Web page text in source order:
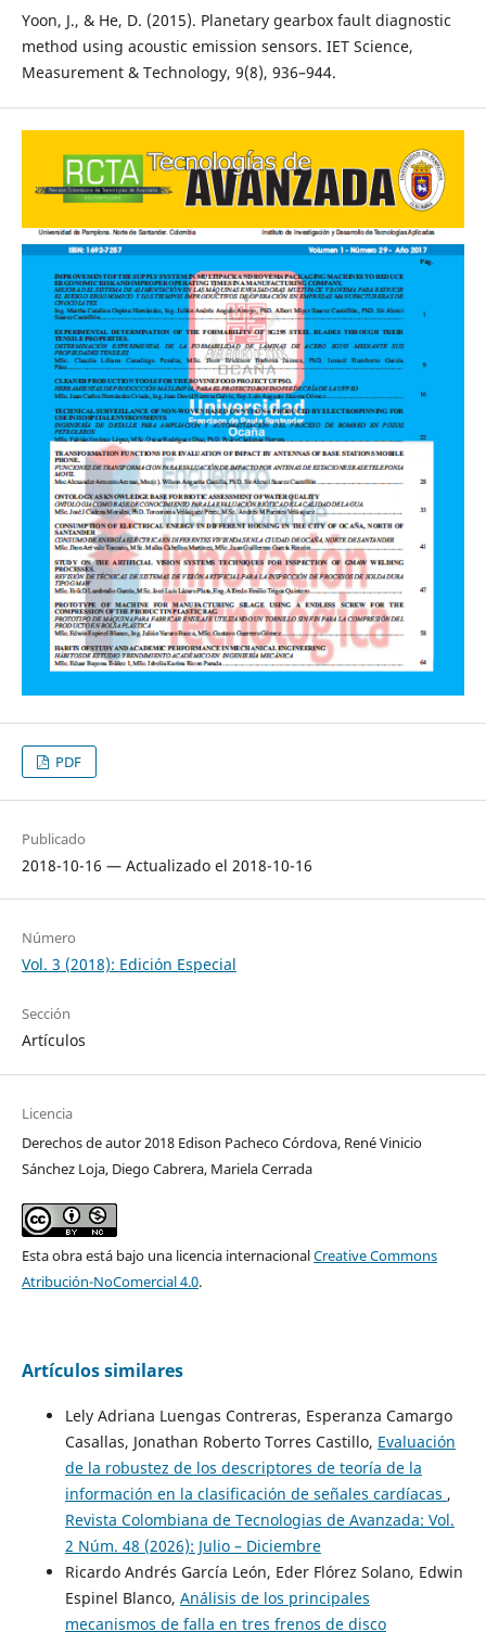
Yoon, J., & He, D. (2015). Planetary gearbox fault diagnostic
method using acoustic emission sensors. IET Science,
Measurement & Technology, 9(8), 936–944.
PDF
Publicado
2018-10-16 — Actualizado el 2018-10-16
Número
Vol. 3 (2018): Edición Especial
Sección
Artículos
Licencia
Derechos de autor 2018 Edison Pacheco Córdova, René Vinicio
Sánchez Loja, Diego Cabrera, Mariela Cerrada
Esta obra está bajo una licencia internacionalCreative Commons
Atribución-NoComercial 4.0.
Artículos similares
Lely Adriana Luengas Contreras, Esperanza Camargo
Casallas, Jonathan Roberto Torres Castillo, Evaluación
de la robustez de los descriptores de teoría de la
información en la clasificación de señales cardíacas ,
Revista Colombiana de Tecnologias de Avanzada: Vol.
2 Núm. 48 (2026): Julio – Diciembre
Ricardo Andrés García León, Eder Flórez Solano, Edwin
Espinel Blanco, Análisis de los principales
mecanismos de falla en tres frenos de disco